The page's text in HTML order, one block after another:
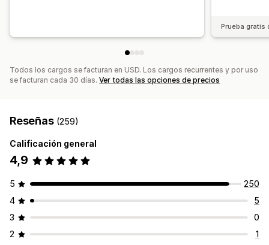
Botones del chat Etiquetas Asignación del chat
Avatar del agente
Prueba gratis
Todos los cargos se facturan en USD. Los cargos recurrentes y por uso
se facturan cada 30 días. Ver todas las opciones de precios
Reseñas (259)
Calificación general
4,9
5
250
4
5
3
0
2
1